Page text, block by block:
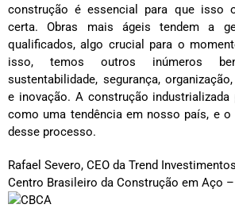
construção é essencial para que isso
certa. Obras mais ágeis tendem a
qualificados, algo crucial para o
isso, temos outros inúmeros
sustentabilidade, segurança,
e inovação. A construção industrializada
como uma tendência em nosso país, e
desse processo.
Rafael Severo, CEO da Trend
Centro Brasileiro da Construção em Aço –